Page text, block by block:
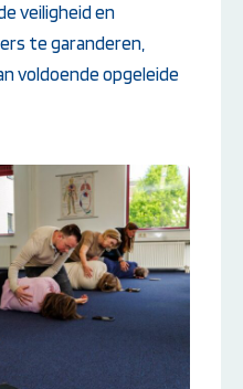
veiligheid en
te garanderen,
voldoende opgeleide